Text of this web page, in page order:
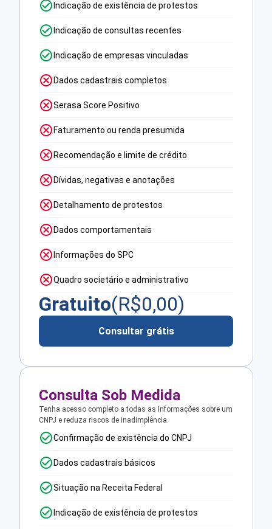
Indicação de existência de protestos
Indicação de consultas recentes
Indicação de empresas vinculadas
Dados cadastrais completos
Serasa Score Positivo
Faturamento ou renda presumida
Recomendação e limite de crédito
Dívidas, negativas e anotações
Detalhamento de protestos
Dados comportamentais
Informações do SPC
Quadro societário e administrativo
Gratuito(R$0,00)
Consultar grátis
Consulta Sob Medida
Tenha acesso completo a todas as informações sobre um
CNPJ e reduza riscos de inadimplência.
Confirmação de existência do CNPJ
Dados cadastrais básicos
Situação na Receita Federal
Indicação de existência de protestos